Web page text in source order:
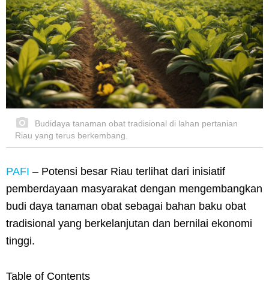
Budidaya tanaman obat tradisional di lahan pertanian
Riau yang terus berkembang.
PAFI – Potensi besar Riau terlihat dari inisiatif
pemberdayaan masyarakat dengan mengembangkan
budi daya tanaman obat sebagai bahan baku obat
tradisional yang berkelanjutan dan bernilai ekonomi
tinggi.
Table of Contents